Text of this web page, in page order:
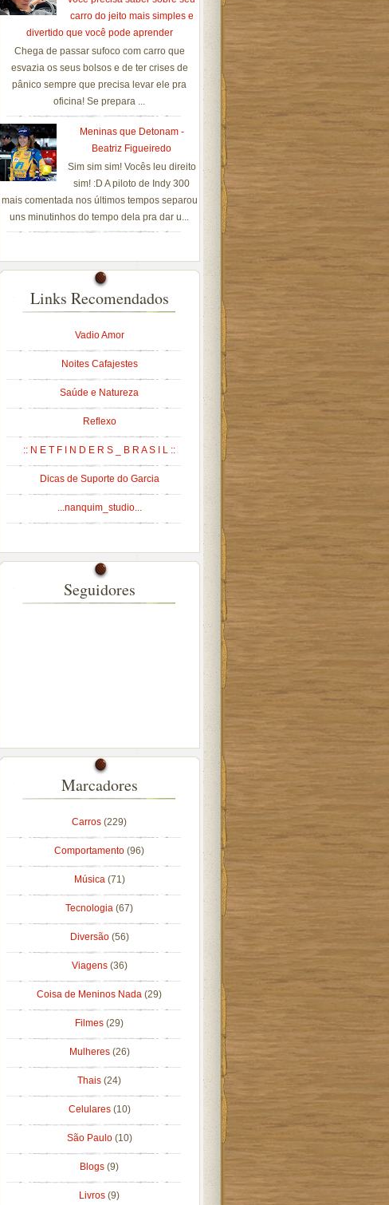
carro do jeito mais simples e
divertido que você pode aprender
Chega de passar sufoco com carro que
esvazia os seus bolsos e de ter crises de
pânico sempre que precisa levar ele pra
oficina! Se prepara ...
Meninas que Detonam -
Beatriz Figueiredo
Sim sim sim! Vocês leu direito
sim! :D A piloto de Indy 300
mais comentada nos últimos tempos separou
uns minutinhos do tempo dela pra dar u...
Links Recomendados
Vadio Amor
Noites Cafajestes
Saúde e Natureza
Reflexo
:: N E T F I N D E R S _ B R A S I L ::
Dicas de Suporte do Garcia
...nanquim_studio...
Seguidores
Marcadores
Carros (229)
Comportamento (96)
Música (71)
Tecnologia (67)
Diversão (56)
Viagens (36)
Coisa de Meninos Nada (29)
Filmes (29)
Mulheres (26)
Thais (24)
Celulares (10)
São Paulo (10)
Blogs (9)
Livros (9)